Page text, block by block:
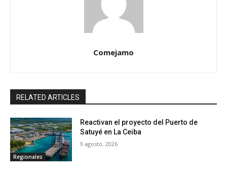
Comejamo
RELATED ARTICLES
Regionales
Reactivan el proyecto del Puerto de
Satuyé en La Ceiba
9 agosto, 2026